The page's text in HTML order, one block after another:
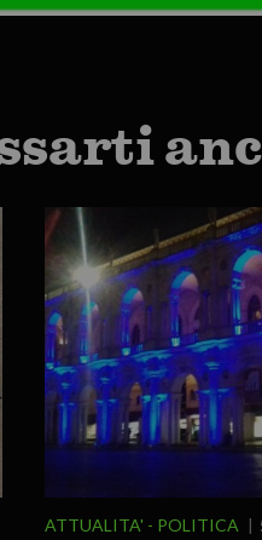
ATTUALITA' POLITICA